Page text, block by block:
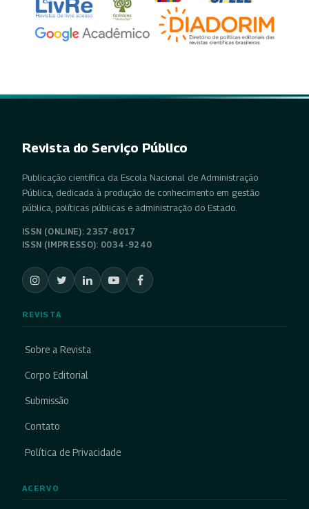
Revista do Serviço Público
Publicação científica da Escola Nacional de Administração
Pública, dedicada à produção de conhecimento em gestão
pública, políticas públicas e administração do Estado.
ISSN (ONLINE): 2357-8017
ISSN (IMPRESSO): 0034-9240
REVISTA
Sobre a Revista
Corpo Editorial
Submissão
Contato
Política de Privacidade
ACERVO